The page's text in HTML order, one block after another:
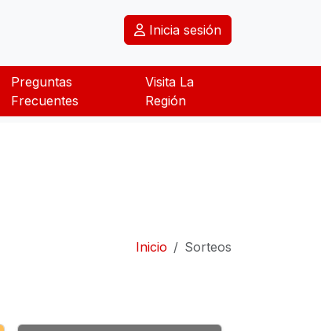
Inicia sesión
Preguntas
Frecuentes
Visita La
Región
Inicio Sorteos